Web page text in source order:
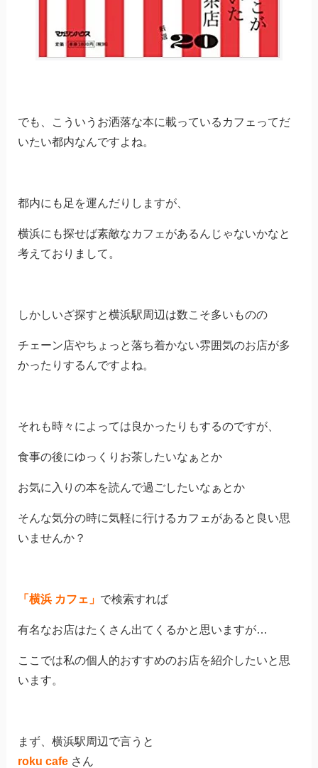
でも、こういうお洒落な本に載っているカフェってだ
いたい都内なんですよね。
都内にも足を運んだりしますが、
横浜にも探せば素敵なカフェがあるんじゃないかなと
考えておりまして。
しかしいざ探すと横浜駅周辺は数こそ多いものの
チェーン店やちょっと落ち着かない雰囲気のお店が多
かったりするんですよね。
それも時々によっては良かったりもするのですが、
食事の後にゆっくりお茶したいなぁとか
お気に入りの本を読んで過ごしたいなぁとか
そんな気分の時に気軽に行けるカフェがあると良い思
いませんか？
「横浜 カフェ」 で検索すれば
有名なお店はたくさん出てくるかと思いますが…
ここでは私の個人的おすすめのお店を紹介したいと思
います。
まず、横浜駅周辺で言うと
roku cafeさん